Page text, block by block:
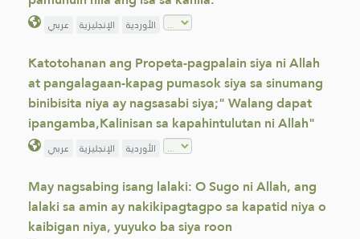
عربي الإنجليزية الأوردية
Katotohanan ang Propeta-pagpalain siya ni Allah
at pangalagaan-kapag pumasok siya sa sinumang
binibisita niya ay nagsasabi siya;" Walang dapat
ipangamba,Kalinisan sa kapahintulutan ni Allah"
عربي الإنجليزية الأوردية
May nagsabing isang lalaki: O Sugo ni Allah, ang
lalaki sa amin ay nakikipagtagpo sa kapatid niya o
kaibigan niya, yuyuko ba siya roon